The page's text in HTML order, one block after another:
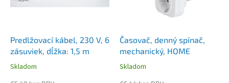
p
Predlžovací kábel, 230 V, 6
zásuviek, dĺžka: 1,5 m
Skladom
Časovač, denný spínač,
mechanický, HOME
Skladom